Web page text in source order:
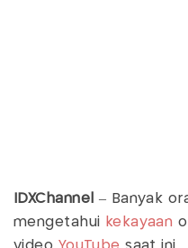
IDXChannel – Banyak
mengetahui kekayaan